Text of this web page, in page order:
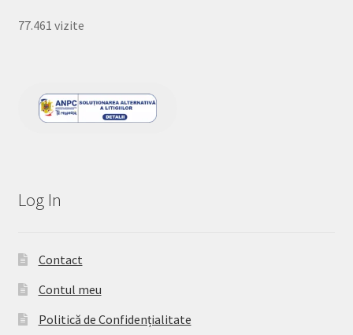
77.461 vizite
Log In
Contact
Contul meu
Politică de Confidențialitate